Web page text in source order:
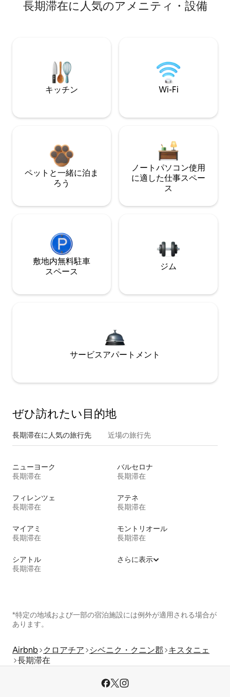
長期滞在に人気のアメニティ・設備
キッチン Wi-Fi
ペットと一緒に泊ま
ろう
ノートパソコン使用
に適した仕事スペー
ス
敷地内無料駐⁠車
ス⁠ペ⁠ー⁠ス
ジム
サービスアパートメント
ぜひ訪⁠れ⁠た⁠い目⁠的⁠地
長期滞在に人気の旅行先 近場の旅行先
ニューヨーク
長期滞在
バルセロナ
長期滞在
フィレンツェ
長期滞在
アテネ
長期滞在
マイアミ
長期滞在
モントリオール
長期滞在
シアトル
長期滞在
さらに表示
*特定の地域および一部の宿泊施設には例外が適用される場合が
あります。
Airbnb クロアチア シベニク・クニン郡 キスタニェ
長期滞在